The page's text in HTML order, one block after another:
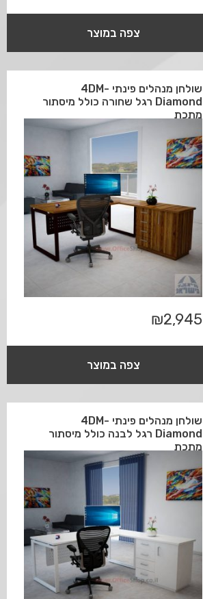
צפה במוצר
שולחן מנהלים פינתי 4DM-
Diamond רגל שחורה כולל מיסתור
מתכת
₪2,945
צפה במוצר
שולחן מנהלים פינתי 4DM-
Diamond רגל לבנה כולל מיסתור
מתכת